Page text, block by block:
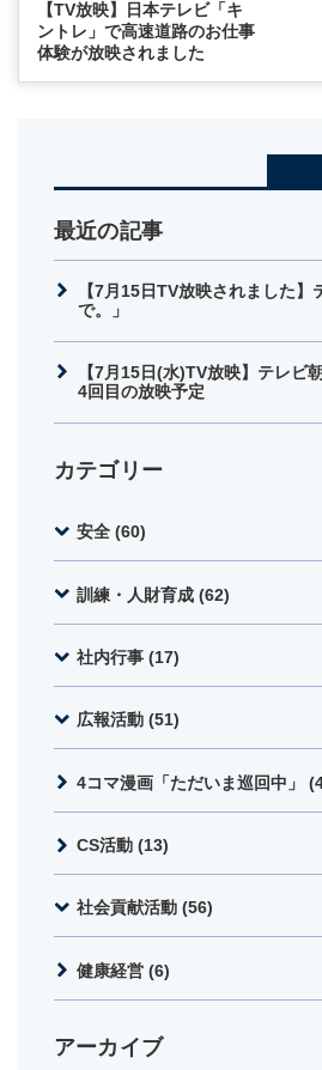
【TV放映】日本テレビ「キ
ントレ」で高速道路のお仕事
体験が放映されました
最近の記事
【7月15日TV放映されました】
で。」
【7月15日(水)TV放映】テレビ
4回目の放映予定
カテゴリー
安全 (60)
訓練・人財育成 (62)
社内行事 (17)
広報活動 (51)
4コマ漫画「ただいま巡回中」
CS活動 (13)
社会貢献活動 (56)
健康経営 (6)
アーカイブ